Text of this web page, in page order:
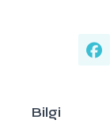
Bilgi